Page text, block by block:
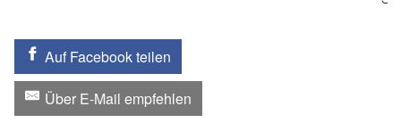
Auf Facebook teilen
Über E-Mail empfehlen